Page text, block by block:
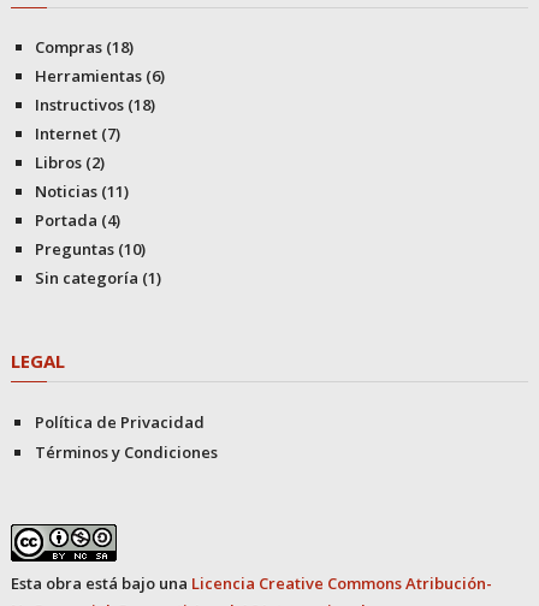
Compras(18)
Herramientas(6)
Instructivos(18)
Internet(7)
Libros(2)
Noticias(11)
Portada (4)
Preguntas(10)
Sin categoría (1)
LEGAL
Política de Privacidad
Términos y Condiciones
Esta obra está bajo una Licencia Creative Commons Atribución-